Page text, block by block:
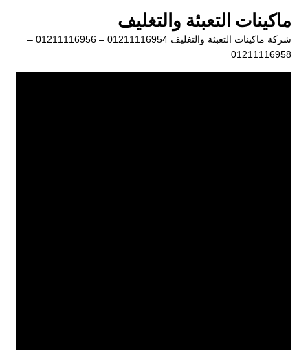
المحتوى
ماكينات التعبئة والتغليف
شركة ماكينات التعبئة والتغليف 01211116954 – 01211116956 –
01211116958